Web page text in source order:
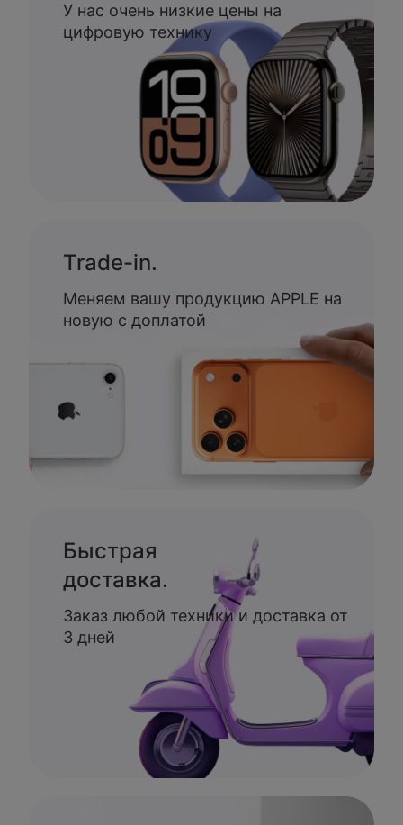
У нас очень низкие цены на
цифровую технику
Trade-in.
Меняем вашу продукцию APPLE на
новую с доплатой
Быстрая
доставка.
Заказ любой техники и доставка от
3 дней